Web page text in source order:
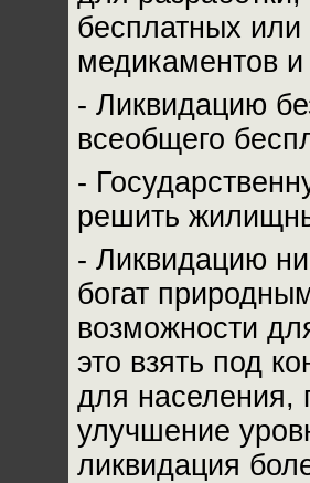
бесплатных
медикаментов
- Ликвидацию
всеобщего
-
решить
- Ликвидацию
богат
возможности
это взять под
для населения,
улучшение
ликвидация